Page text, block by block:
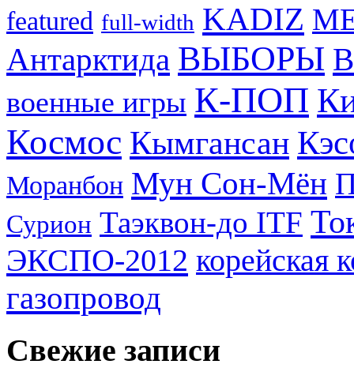
featured full-width KADIZ
Антарктида ВЫБОРЫ
военные игры К-ПОП
Космос Кымгансан
Моранбон Мун Сон-Мён
Сурион Таэквон-до ITF
ЭКСПО-2012 корейская
газопровод
Свежие записи